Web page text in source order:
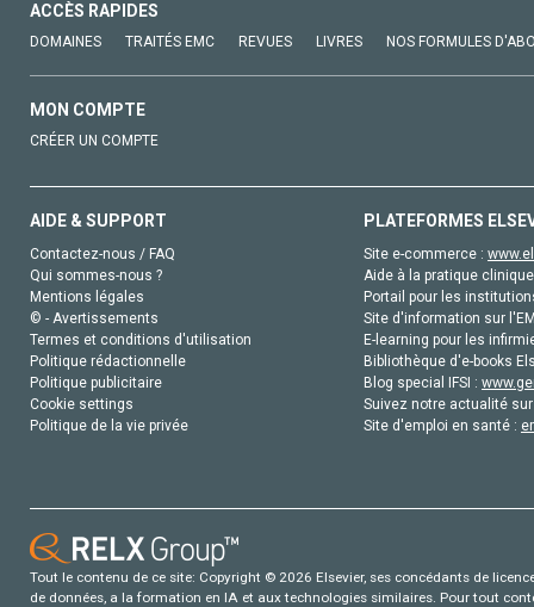
ACCÈS RAPIDES
DOMAINES TRAITÉS EMC REVUES LIVRES NOS FORMULES
MON COMPTE
CRÉER UN COMPTE
AIDE & SUPPORT
Contactez-nous / FAQ
Qui sommes-nous ?
Mentions légales
© - Avertissements
Termes et conditions d'utilisation
Politique rédactionnelle
Politique publicitaire
Cookie settings
Politique de la vie privée
PLATEFORMES
Site e-commerce :
Aide à la pratique
Portail pour les
Site d'information sur
E-learning pour les
Bibliothèque d'e-books
Blog special IFSI :
Suivez notre actualité
Site d'emploi en santé :
Tout le contenu de ce site: Copyright © 2026 Elsevier, ses concédants de
de données, a la formation en IA et aux technologies similaires. Pour tout